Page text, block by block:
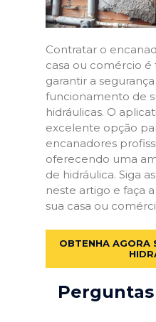
Contratar o
casa ou comércio
garantir a
funcionamento de
hidráulicas. O
excelente opção
encanadores
oferecendo uma
de hidráulica. Siga
neste artigo e faça
sua casa ou
OBTENHA AGORA